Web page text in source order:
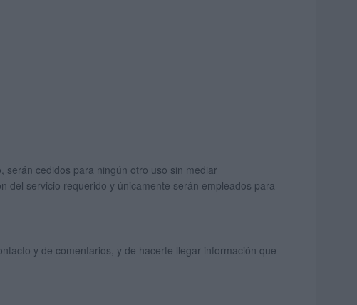
serán cedidos para ningún otro uso sin mediar
del servicio requerido y únicamente serán empleados para
y de comentarios, y de hacerte llegar información que